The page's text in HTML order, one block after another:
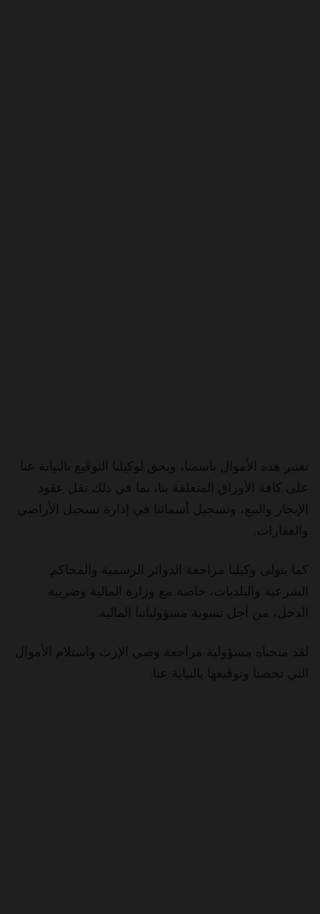
تعتبر هذه الأموال باسمنا، ويحق لوكيلنا التوقيع بالنيابة عنا
على كافة الأوراق المتعلقة بنا، بما في ذلك نقل عقود
الإيجار والبيع، وتسجيل أسمائنا في إدارة تسجيل الأراضي
والعقارات.
كما يتولى وكيلنا مراجعة الدوائر الرسمية والمحاكم
الشرعية والبلديات، خاصة مع وزارة المالية وضريبة
الدخل، من أجل تسوية مسؤولياتنا المالية.
لقد منحناه مسؤولية مراجعة وصي الإرث واستلام الأموال
التي تخصنا وتوقيعها بالنيابة عنا.